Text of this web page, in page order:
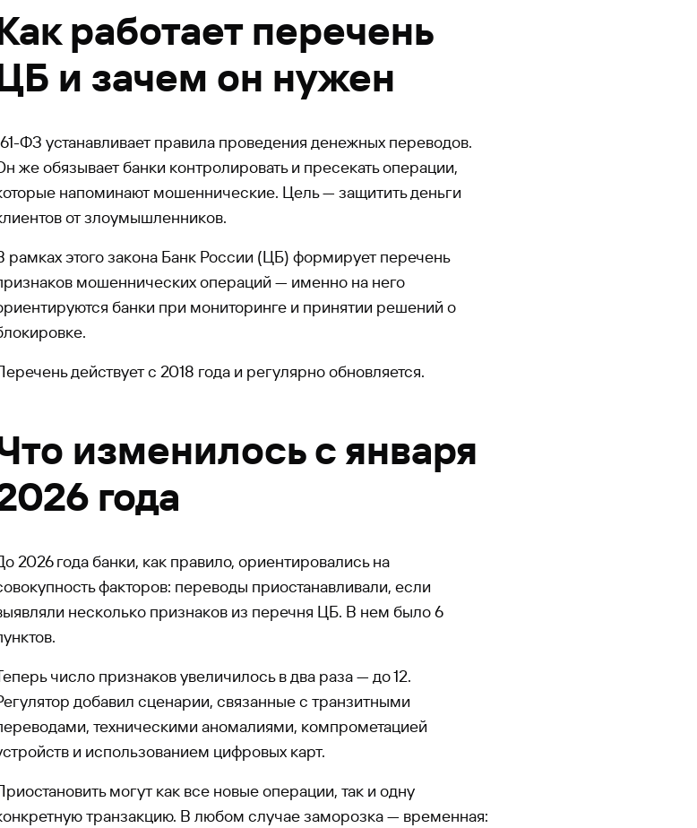
работает перечень
и зачем он нужен
ФЗ устанавливает правила проведения денежных переводов.
же обязывает банки контролировать и пресекать операции,
напоминают мошеннические. Цель — защитить деньги
от злоумышленников.
рамках этого закона Банк России (ЦБ) формирует перечень
мошеннических операций — именно на него
банки при мониторинге и принятии решений о
действует с 2018 года и регулярно обновляется.
изменилось с января
года
2026 года банки, как правило, ориентировались на
факторов: переводы приостанавливали, если
несколько признаков из перечня ЦБ. В нем было 6
число признаков увеличилось в два раза — до 12.
добавил сценарии, связанные с транзитными
техническими аномалиями, компрометацией
и использованием цифровых карт.
могут как все новые операции, так и одну
транзакцию. В любом случае заморозка — временная: